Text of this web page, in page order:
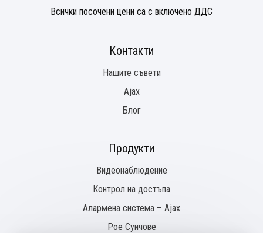
Контакти
Нашите съвети
Ajax
Блог
Продукти
Видеонаблюдение
Контрол на достъпа
Алармена система – Ajax
Pое Суичове
Всички посочени цени са с включено ДДС